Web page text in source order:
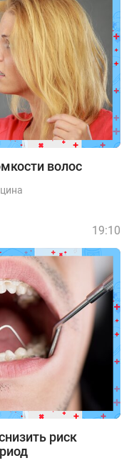
волос
риск
19:10